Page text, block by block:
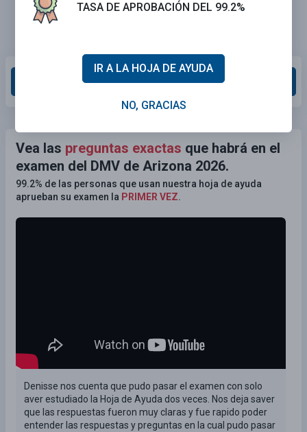
Calificar esta sección
Vea las preguntas exactas que habrá en el
examen del DMV de Arizona 2026.
99.2% de las personas que usan nuestra hoja de ayuda
aprueban su examen la PRIMER VEZ.
Denisse nos cuenta que pudo pasar el examen con solo
aver estudiado la Hoja de Ayuda dos veces. Nos deja saver
que las respuestas fueron muy claras y fue rapido poder
entender las respuestas y preguntas en la cual pudo pasar
TASA DE APROBACIÓN DEL 99.2%
IR A LA HOJA DE AYUDA
NO, GRACIAS